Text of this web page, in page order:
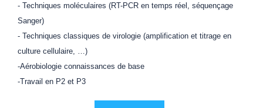
- Techniques moléculaires (RT-PCR en temps réel, séquençage
Sanger)
- Techniques classiques de virologie (amplification et titrage en
culture cellulaire, …)
-Aérobiologie connaissances de base
-Travail en P2 et P3